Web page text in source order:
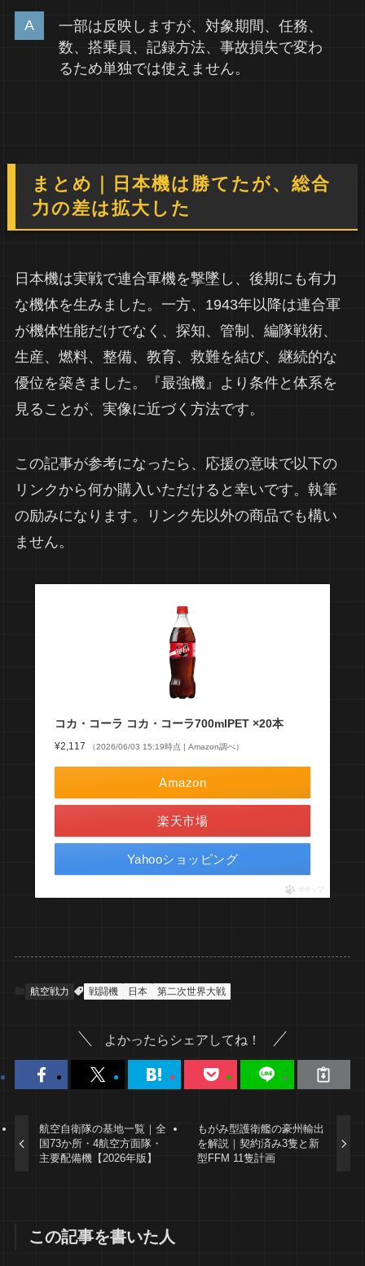
一部は反映しますが、対象期間、任務、
数、搭乗員、記録方法、事故損失で変わ
るため単独では使えません。
まとめ｜日本機は勝てたが、総合
力の差は拡大した
日本機は実戦で連合軍機を撃墜し、後期にも有力
な機体を生みました。一方、1943年以降は連合軍
が機体性能だけでなく、探知、管制、編隊戦術、
生産、燃料、整備、教育、救難を結び、継続的な
優位を築きました。『最強機』より条件と体系を
見ることが、実像に近づく方法です。
この記事が参考になったら、応援の意味で以下の
リンクから何か購入いただけると幸いです。執筆
の励みになります。リンク先以外の商品でも構い
ません。
コカ・コーラ コカ・コーラ700mlPET ×20本
¥2,117 （2026/06/03 15:19時点 | Amazon調べ）
Amazon
楽天市場
Yahooショッピング
ポチップ
航空戦力 戦闘機 日本 第二次世界大戦
よかったらシェアしてね！
航空自衛隊の基地一覧｜全
国73か所・4航空方面隊・
主要配備機【2026年版】
もがみ型護衛艦の豪州輸出
を解説｜契約済み3隻と新
型FFM 11隻計画
この記事を書いた人